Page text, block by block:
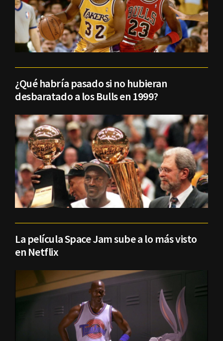
¿Qué habría pasado si no hubieran
desbaratado a los Bulls en 1999?
La película Space Jam sube a lo más visto
en Netflix